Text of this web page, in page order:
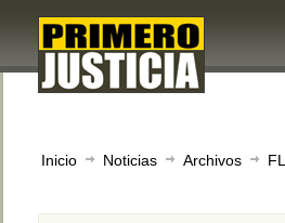
Inicio Noticias Archivos